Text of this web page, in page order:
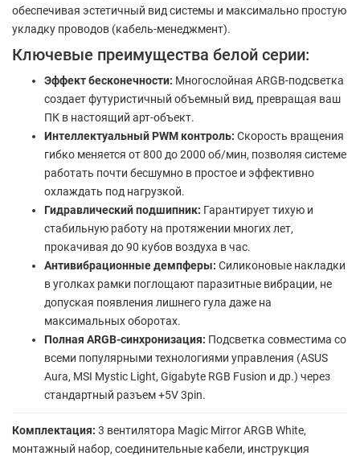
обеспечивая эстетичный вид системы и максимально простую
укладку проводов (кабель-менеджмент).
Ключевые преимущества белой серии:
Эффект бесконечности: Многослойная ARGB-подсветка
создает футуристичный объемный вид, превращая ваш
ПК в настоящий арт-объект.
Интеллектуальный PWM контроль: Скорость вращения
гибко меняется от 800 до 2000 об/мин, позволяя системе
работать почти бесшумно в простое и эффективно
охлаждать под нагрузкой.
Гидравлический подшипник: Гарантирует тихую и
стабильную работу на протяжении многих лет,
прокачивая до 90 кубов воздуха в час.
Антивибрационные демпферы: Силиконовые накладки
в уголках рамки поглощают паразитные вибрации, не
допуская появления лишнего гула даже на
максимальных оборотах.
Полная ARGB-синхронизация: Подсветка совместима со
всеми популярными технологиями управления (ASUS
Aura, MSI Mystic Light, Gigabyte RGB Fusion и др.) через
стандартный разъем +5V 3pin.
Комплектация: 3 вентилятора Magic Mirror ARGB White,
монтажный набор, соединительные кабели, инструкция